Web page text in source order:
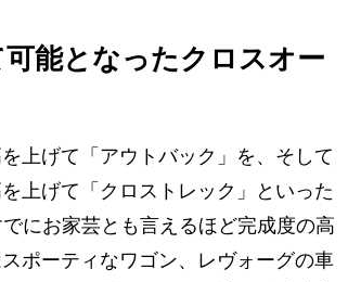
能となったクロスオー
上げて「アウトバック」を、そして
上げて「クロストレック」といった
にお家芸とも言えるほど完成度の高
ポーティなワゴン、レヴォーグの車